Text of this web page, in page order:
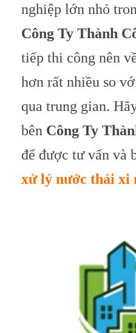
nghiệp lớn nhỏ
Công Ty Thành
tiếp thi công nên
hơn rất nhiều so
qua trung gian.
bên Công Ty
để được tư vấn và
xử lý nước thải xi